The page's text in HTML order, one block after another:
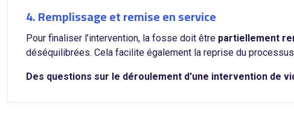
4. Remplissage et remise en service
Pour finaliser l’intervention, la fosse doit être partiellement
déséquilibrées. Cela facilite également la reprise du
Des questions sur le déroulement d'une intervention de